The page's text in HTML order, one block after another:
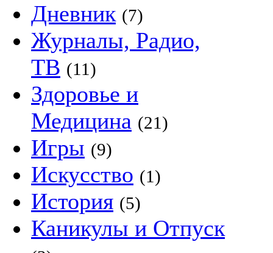
Дневник (7)
Журналы, Радио,
ТВ (11)
Здоровье и
Медицина (21)
Игры (9)
Искусство (1)
История (5)
Каникулы и Отпуск